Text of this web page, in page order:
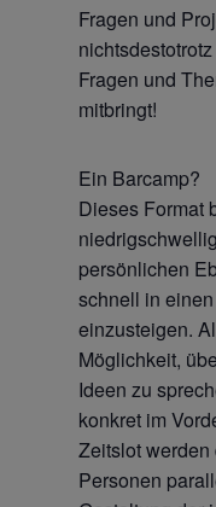
Fragen und
Fragen und
mitbringt!
Ein Barcamp?
Dieses Format
persönlichen
schnell in
einzusteigen.
Möglichkeit,
Ideen zu
konkret im
Zeitslot werden
Personen